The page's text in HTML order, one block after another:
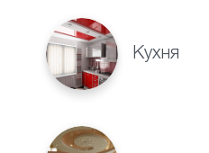
Кухня